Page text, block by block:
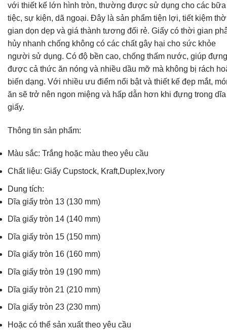
với thiết kế lớn hình tròn, thường được sử dụng cho các bữa
tiệc, sự kiện, dã ngoại. Đây là sản phẩm tiện lợi, tiết kiệm
gian dọn dẹp và giá thành tương đối rẻ. Giấy có thời gian
hủy nhanh chống không có các chất gây hại cho sức khỏe
người sử dụng. Có độ bền cao, chống thấm nước, giúp đựng
được cả thức ăn nóng và nhiều dầu mỡ mà không bị rách
biến dạng. Với nhiều ưu điểm nổi bật và thiết kế đẹp mắt,
ăn sẽ trở nên ngon miệng và hấp dẫn hơn khi đựng trong dĩa
giấy.
Thông tin sản phẩm:
Màu sắc: Trắng hoặc màu theo yêu cầu
Chất liệu: Giấy Cupstock, Kraft,Duplex,Ivory
Dung tích:
Dĩa giấy tròn 13 (130 mm)
Dĩa giấy tròn 14 (140 mm)
Dĩa giấy tròn 15 (150 mm)
Dĩa giấy tròn 16 (160 mm)
Dĩa giấy tròn 19 (190 mm)
Dĩa giấy tròn 21 (210 mm)
Dĩa giấy tròn 23 (230 mm)
Hoặc có thể sản xuất theo yêu cầu